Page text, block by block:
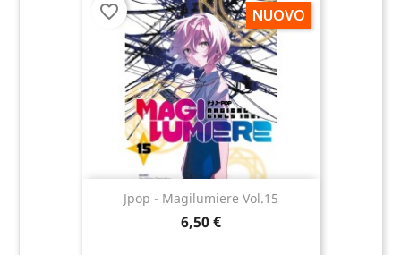
Jpop - Magilumiere Vol.15
6,50 €
NUOVO
favorite_border